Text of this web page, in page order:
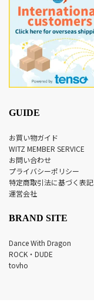
GUIDE
お買い物ガイド
WITZ MEMBER SERVICE
お問い合わせ
プライバシーポリシー
特定商取引法に基づく表記
運営会社
BRAND SITE
Dance With Dragon
ROCK・DUDE
tovho